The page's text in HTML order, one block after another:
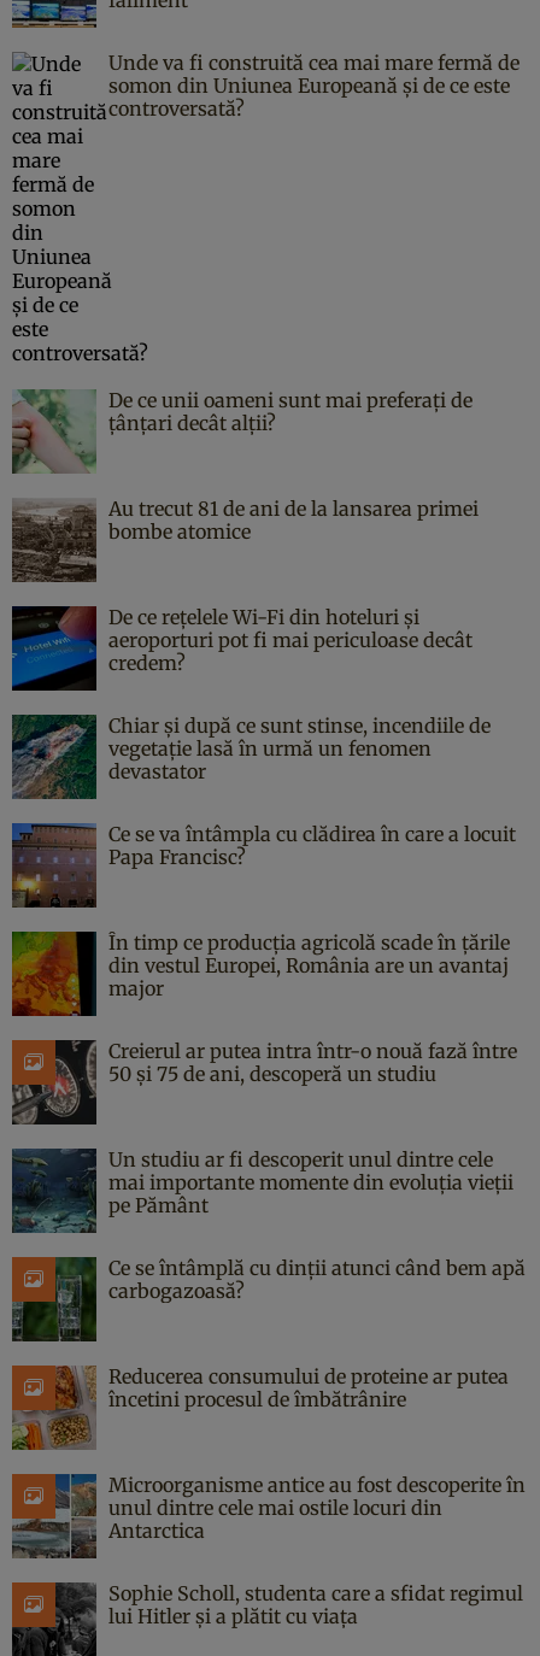
Unde va fi construită cea mai mare fermă de
somon din Uniunea Europeană și de ce este
controversată?
De ce unii oameni sunt mai preferați de
țânțari decât alții?
Au trecut 81 de ani de la lansarea primei
bombe atomice
De ce rețelele Wi-Fi din hoteluri și
aeroporturi pot fi mai periculoase decât
credem?
Chiar și după ce sunt stinse, incendiile de
vegetație lasă în urmă un fenomen
devastator
Ce se va întâmpla cu clădirea în care a locuit
Papa Francisc?
În timp ce producția agricolă scade în țările
din vestul Europei, România are un avantaj
major
Creierul ar putea intra într-o nouă fază între
50 și 75 de ani, descoperă un studiu
Un studiu ar fi descoperit unul dintre cele
mai importante momente din evoluția vieții
pe Pământ
Ce se întâmplă cu dinții atunci când bem apă
carbogazoasă?
Reducerea consumului de proteine ar putea
încetini procesul de îmbătrânire
Microorganisme antice au fost descoperite în
unul dintre cele mai ostile locuri din
Antarctica
Sophie Scholl, studenta care a sfidat regimul
lui Hitler și a plătit cu viața